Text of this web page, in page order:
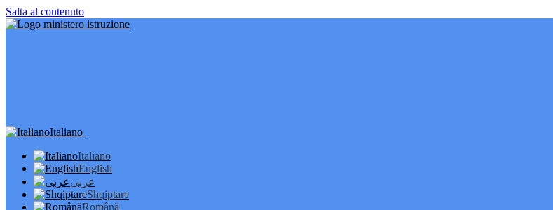
Salta al contenuto
Italiano
Italiano
English
عربى
Shqiptare
Română